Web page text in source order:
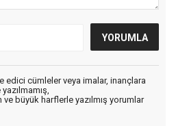
edici cümleler veya imalar, inançlara
büyük harflerle yazılmış yorumlar